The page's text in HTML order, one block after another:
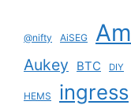
@nifty AiSEG
Aukey BTC DIY
HEMS ingress